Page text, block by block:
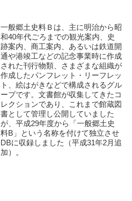
一般郷土史料Ｂは、主に明治から昭
和40年代ごろまでの観光案内、史
跡案内、商工案内、あるいは鉄道開
通や港竣工などの記念事業時に作成
された刊行物類、さまざまな組織が
作成したパンフレット・リーフレッ
ト、絵はがきなどで構成されるグル
ープです。文書館が収集してきたコ
レクションであり、これまで館蔵図
書として管理し公開していました
が、平成29年度から「一般郷土史
料B」という名称を付けて独立させ
DBに収録しました（平成31年2月追
加）。